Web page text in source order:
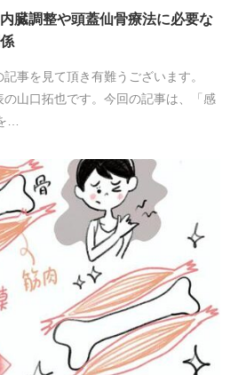
臓調整や頭蓋仙骨療法に必要な
事を見て頂き有難うございます。
山口拓也です。今回の記事は、「感
…